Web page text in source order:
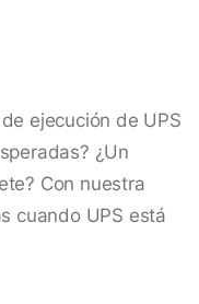
ejecución de UPS
¿Un
Con nuestra
cuando UPS está